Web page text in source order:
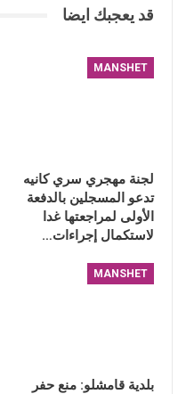
قد يعجبك ايضا
MANSHET
لجنة مهجري سري كانيه
تدعو المسجلين بالدفعة
الأولى لمراجعتها غدا
لاستكمال إجراءات…
MANSHET
بلدية قامشلو: منع حفر